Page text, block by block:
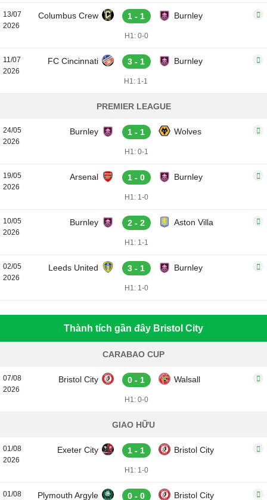
13/07
2026
Columbus Crew 1 - 1 Burnley
H1: 0-0
11/07
2026
FC Cincinnati 3 - 1 Burnley
H1: 1-1
PREMIER LEAGUE
24/05
2026
Burnley 1 - 1 Wolves
H1: 0-1
19/05
2026
Arsenal 1 - 0 Burnley
H1: 1-0
10/05
2026
Burnley 2 - 2 Aston Villa
H1: 1-1
02/05
2026
Leeds United 3 - 1 Burnley
H1: 1-0
Thành tích gần đây Bristol City
CARABAO CUP
07/08
2026
Bristol City 0 - 1 Walsall
H1: 0-0
GIAO HỮU
01/08
2026
Exeter City 1 - 1 Bristol City
H1: 1-0
01/08 Plymouth Argyle 0 - 0 Bristol City